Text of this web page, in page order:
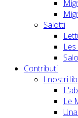
Salotti
Contributi
I nostri
Le